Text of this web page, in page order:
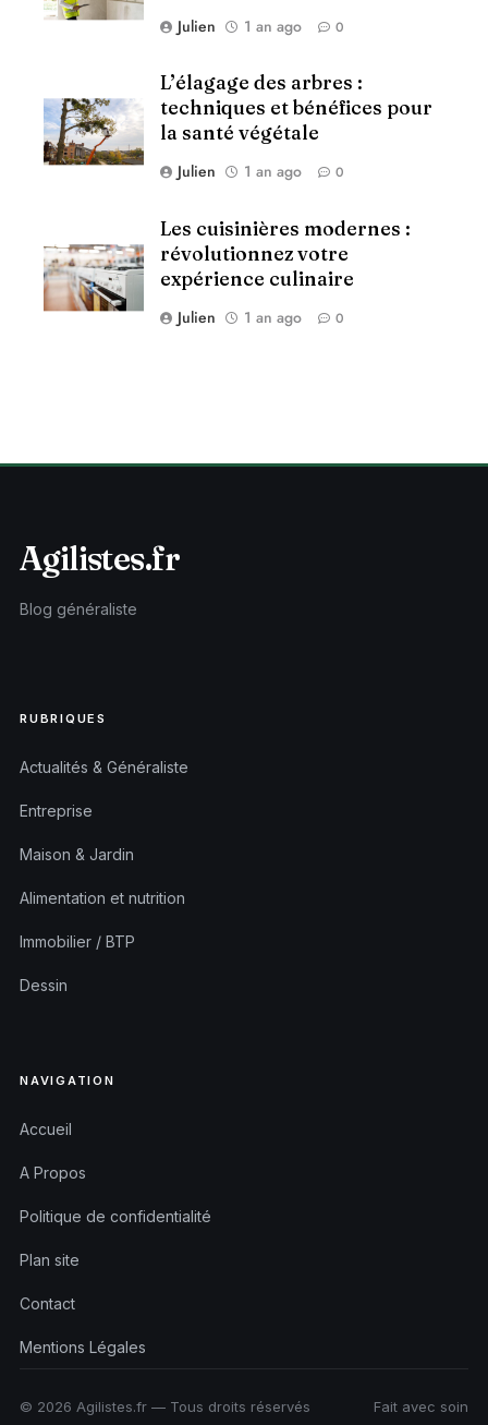
Julien 1 an ago 0
L’élagage des arbres :
techniques et bénéfices pour
la santé végétale
Julien 1 an ago 0
Les cuisinières modernes :
révolutionnez votre
expérience culinaire
Julien 1 an ago 0
Agilistes.fr
Blog généraliste
RUBRIQUES
Actualités & Généraliste
Entreprise
Maison & Jardin
Alimentation et nutrition
Immobilier / BTP
Dessin
NAVIGATION
Accueil
A Propos
Politique de confidentialité
Plan site
Contact
Mentions Légales
© 2026 Agilistes.fr — Tous droits réservés Fait avec soin